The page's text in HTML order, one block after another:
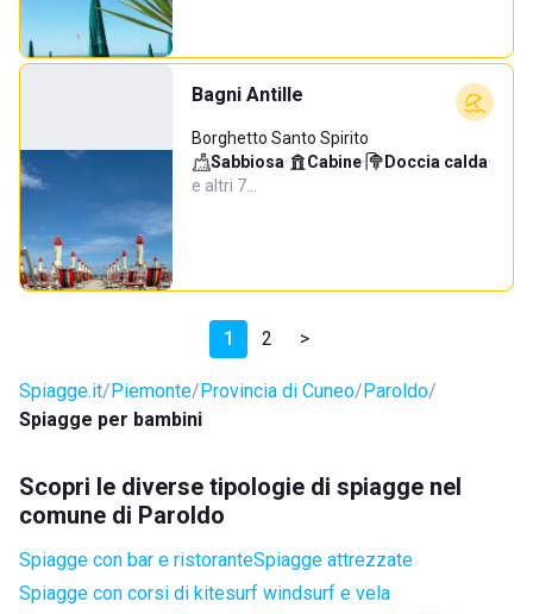
Bagni Antille
Borghetto Santo Spirito
Sabbiosa· Cabine· Doccia calda·
e altri 7…
1 2 >
Spiagge.it Piemonte Provincia di Cuneo Paroldo
Spiagge per bambini
Scopri le diverse tipologie di spiagge nel
comune di Paroldo
Spiagge con bar e ristoranteSpiagge attrezzate
Spiagge con corsi di kitesurf windsurf e vela